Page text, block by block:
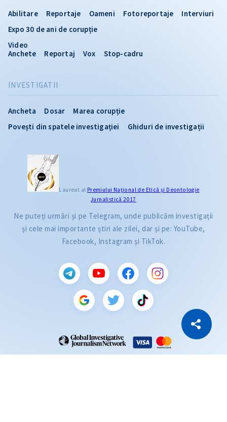
Copiază Link
INVESTIGATII
Ancheta Dosar
Marea corupție
Povești din spatele investigației
Ghiduri de investigații
Abilitare Reportaje Oameni Fotoreportaje
Interviuri
Expo 30 de ani de corupție
Video
Anchete
Reportaj Vox Stop-cadru
Laureat al Premiului Naţional de Etică și Deontologie
Jurnalistică 2017
Ne puteți urmări și pe Telegram, unde publicăm investigații
și cele mai importante știri ale zilei, dar și pe: YouTube,
Facebook, Instagram și TikTok.